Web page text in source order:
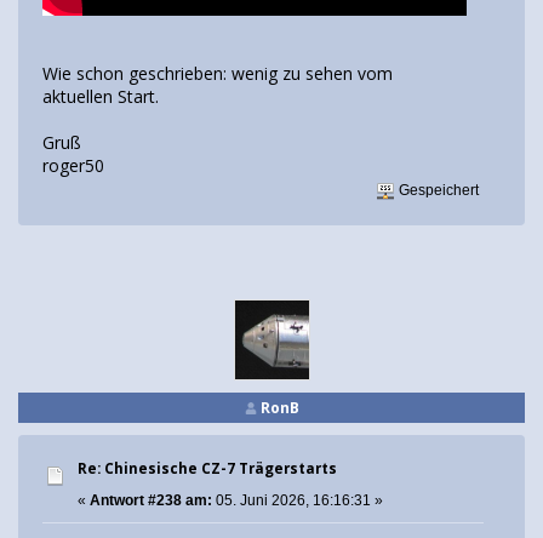
Wie schon geschrieben: wenig zu sehen vom
aktuellen Start.
Gruß
roger50
Gespeichert
RonB
Re: Chinesische CZ-7 Trägerstarts
« Antwort #238 am: 05. Juni 2026, 16:16:31 »